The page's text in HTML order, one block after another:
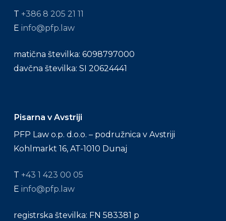
T +386 8 205 21 11
E info@pfp.law
matična številka: 6098797000
davčna številka: SI 20624441
Pisarna v Avstriji
PFP Law o.p. d.o.o. – podružnica v Avstriji
Kohlmarkt 16, AT-1010 Dunaj
T +43 1 423 00 05
E info@pfp.law
registrska številka: FN 583381 p